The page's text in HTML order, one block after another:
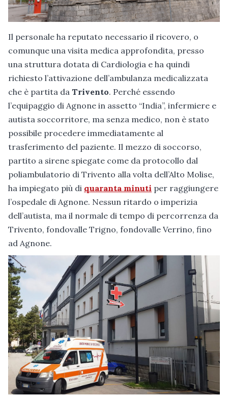
Il personale ha reputato necessario il ricovero, o
comunque una visita medica approfondita, presso
una struttura dotata di Cardiologia e ha quindi
richiesto l’attivazione dell’ambulanza medicalizzata
che è partita da Trivento. Perché essendo
l’equipaggio di Agnone in assetto “India”, infermiere e
autista soccorritore, ma senza medico, non è stato
possibile procedere immediatamente al
trasferimento del paziente. Il mezzo di soccorso,
partito a sirene spiegate come da protocollo dal
poliambulatorio di Trivento alla volta dell’Alto Molise,
ha impiegato più di quaranta minuti per raggiungere
l’ospedale di Agnone. Nessun ritardo o imperizia
dell’autista, ma il normale di tempo di percorrenza da
Trivento, fondovalle Trigno, fondovalle Verrino, fino
ad Agnone.